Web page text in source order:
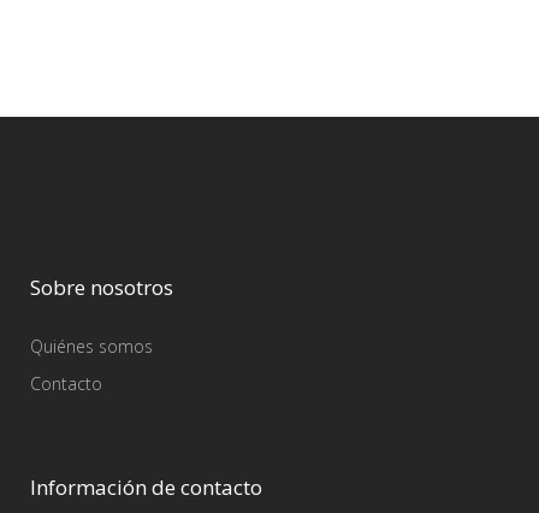
Sobre nosotros
Quiénes somos
Contacto
Información de contacto